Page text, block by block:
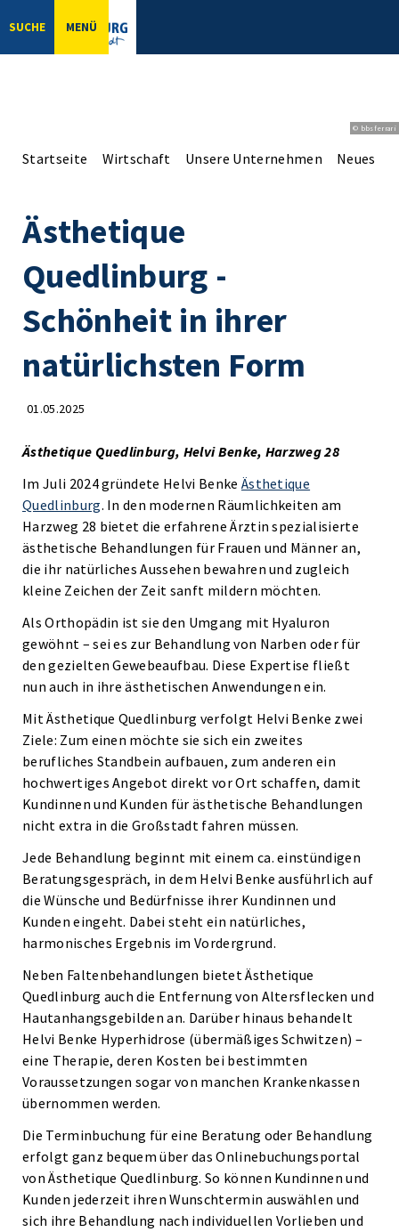
SUCHE MENÜ
© bbsferrari
Startseite Wirtschaft Unsere Unternehmen Neues
Ästhetique
Quedlinburg -
Schönheit in ihrer
natürlichsten Form
01.05.2025
Ästhetique Quedlinburg, Helvi Benke, Harzweg 28
Im Juli 2024 gründete Helvi Benke Ästhetique
Quedlinburg. In den modernen Räumlichkeiten am
Harzweg 28 bietet die erfahrene Ärztin spezialisierte
ästhetische Behandlungen für Frauen und Männer an,
die ihr natürliches Aussehen bewahren und zugleich
kleine Zeichen der Zeit sanft mildern möchten.
Als Orthopädin ist sie den Umgang mit Hyaluron
gewöhnt – sei es zur Behandlung von Narben oder für
den gezielten Gewebeaufbau. Diese Expertise fließt
nun auch in ihre ästhetischen Anwendungen ein.
Mit Ästhetique Quedlinburg verfolgt Helvi Benke zwei
Ziele: Zum einen möchte sie sich ein zweites
berufliches Standbein aufbauen, zum anderen ein
hochwertiges Angebot direkt vor Ort schaffen, damit
Kundinnen und Kunden für ästhetische Behandlungen
nicht extra in die Großstadt fahren müssen.
Jede Behandlung beginnt mit einem ca. einstündigen
Beratungsgespräch, in dem Helvi Benke ausführlich auf
die Wünsche und Bedürfnisse ihrer Kundinnen und
Kunden eingeht. Dabei steht ein natürliches,
harmonisches Ergebnis im Vordergrund.
Neben Faltenbehandlungen bietet Ästhetique
Quedlinburg auch die Entfernung von Altersflecken und
Hautanhangsgebilden an. Darüber hinaus behandelt
Helvi Benke Hyperhidrose (übermäßiges Schwitzen) –
eine Therapie, deren Kosten bei bestimmten
Voraussetzungen sogar von manchen Krankenkassen
übernommen werden.
Die Terminbuchung für eine Beratung oder Behandlung
erfolgt ganz bequem über das Onlinebuchungsportal
von Ästhetique Quedlinburg. So können Kundinnen und
Kunden jederzeit ihren Wunschtermin auswählen und
sich ihre Behandlung nach individuellen Vorlieben und